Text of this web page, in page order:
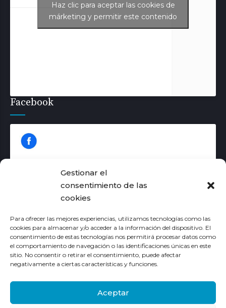
Gestionar el
consentimiento de las
cookies
Para ofrecer las mejores experiencias, utilizamos tecnologías como las
cookies para almacenar y/o acceder a la información del dispositivo. El
consentimiento de estas tecnologías nos permitirá procesar datos como
el comportamiento de navegación o las identificaciones únicas en este
sitio. No consentir o retirar el consentimiento, puede afectar
negativamente a ciertas características y funciones.
Aceptar
Tweets de Aurora Juliá
Haz clic para aceptar las cookies de
márketing y permitir este contenido
Facebook
Haz clic para aceptar las cookies de